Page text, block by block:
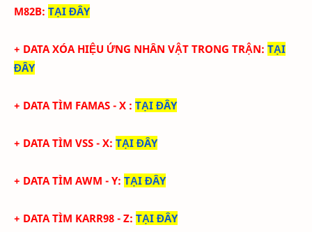
M82B: TẠI ĐÂY
+ DATA XÓA HIỆU ỨNG NHÂN VẬT TRONG TRẬN: TẠI
ĐÂY
+ DATA TÌM FAMAS - X : TẠI ĐÂY
+ DATATÌM VSS - X: TẠI ĐÂY
+ DATATÌM AWM - Y: TẠI ĐÂY
+ DATATÌM KARR98 - Z: TẠI ĐÂY